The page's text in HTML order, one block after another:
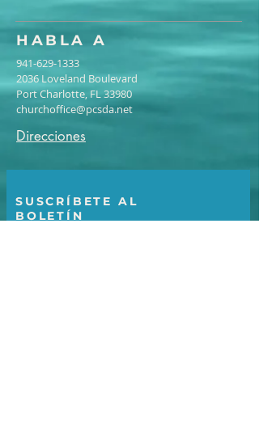
HABLA A
941-629-1333
2036 Loveland Boulevard
Port Charlotte, FL 33980
churchoffice@pcsda.net
Direcciones
SUSCRÍBETE AL
BOLETÍN